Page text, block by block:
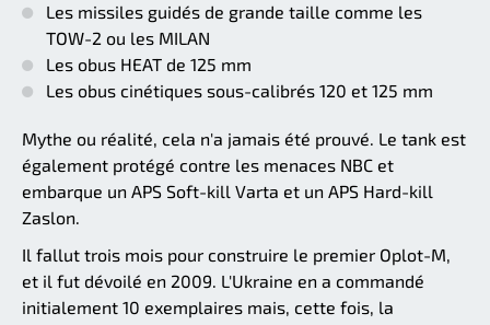
Les missiles guidés de grande taille comme les
TOW-2 ou les MILAN
Les obus HEAT de 125 mm
Les obus cinétiques sous-calibrés 120 et 125 mm
Mythe ou réalité, cela n'a jamais été prouvé. Le tank est
également protégé contre les menaces NBC et
embarque un APS Soft-kill Varta et un APS Hard-kill
Zaslon.
Il fallut trois mois pour construire le premier Oplot-M,
et il fut dévoilé en 2009. L'Ukraine en a commandé
initialement 10 exemplaires mais, cette fois, la